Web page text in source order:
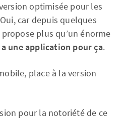
optimisée pour les
car depuis quelques
propose plus qu’un énorme
une application pour ça.
place à la version
pour la notoriété de ce